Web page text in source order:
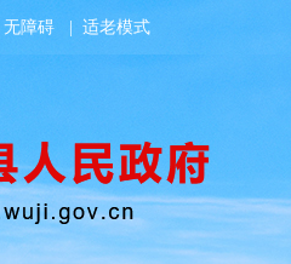
无障碍 适老模式